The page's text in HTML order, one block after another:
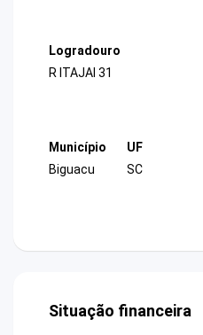
Logradouro
R ITAJAI 31
Município
Biguacu
UF
SC
Situação financeira